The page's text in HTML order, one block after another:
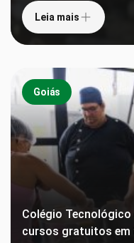
Leia mais
Goiás
Colégio Tecnológico
cursos gratuitos em